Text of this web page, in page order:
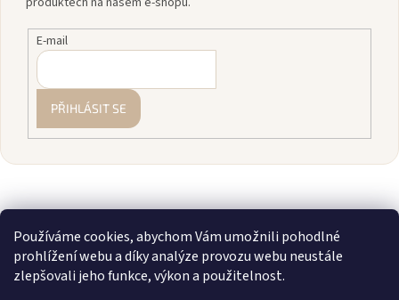
Používáme cookies, abychom Vám umožnili pohodlné
prohlížení webu a díky analýze provozu webu neustále
zlepšovali jeho funkce, výkon a použitelnost.
E-mail
PŘIHLÁSIT SE